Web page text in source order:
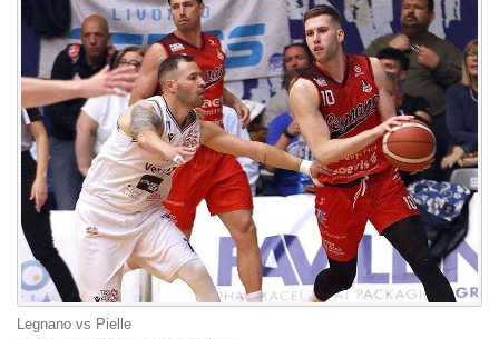
Legnano vs Pielle